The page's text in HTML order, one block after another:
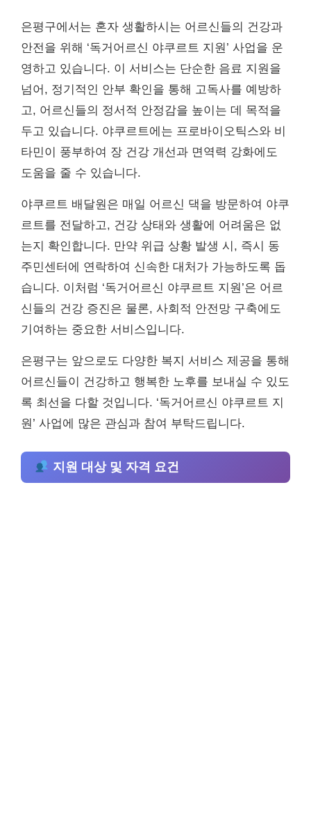
은평구에서는 혼자 생활하시는 어르신들의 건강과
안전을 위해 ‘독거어르신 야쿠르트 지원’ 사업을 운
영하고 있습니다. 이 서비스는 단순한 음료 지원을
넘어, 정기적인 안부 확인을 통해 고독사를 예방하
고, 어르신들의 정서적 안정감을 높이는 데 목적을
두고 있습니다. 야쿠르트에는 프로바이오틱스와 비
타민이 풍부하여 장 건강 개선과 면역력 강화에도
도움을 줄 수 있습니다.
야쿠르트 배달원은 매일 어르신 댁을 방문하여 야쿠
르트를 전달하고, 건강 상태와 생활에 어려움은 없
는지 확인합니다. 만약 위급 상황 발생 시, 즉시 동
주민센터에 연락하여 신속한 대처가 가능하도록 돕
습니다. 이처럼 ‘독거어르신 야쿠르트 지원’은 어르
신들의 건강 증진은 물론, 사회적 안전망 구축에도
기여하는 중요한 서비스입니다.
은평구는 앞으로도 다양한 복지 서비스 제공을 통해
어르신들이 건강하고 행복한 노후를 보내실 수 있도
록 최선을 다할 것입니다. ‘독거어르신 야쿠르트 지
원’ 사업에 많은 관심과 참여 부탁드립니다.
지원 대상 및 자격 요건